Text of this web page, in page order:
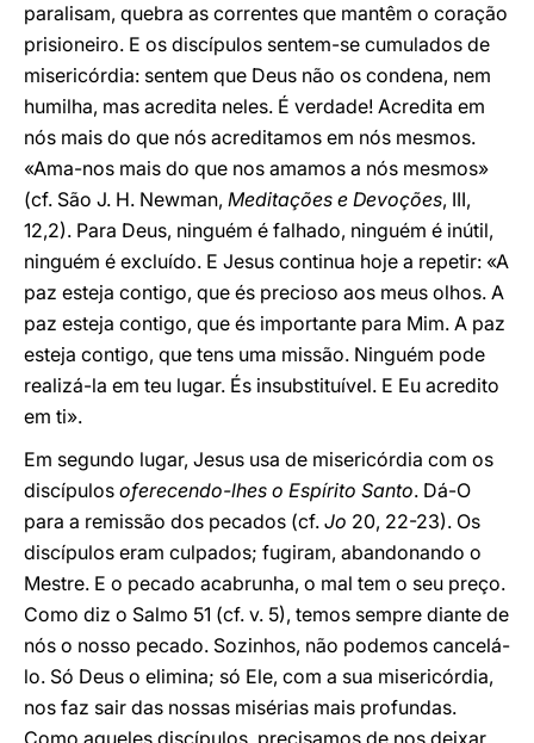
paralisam, quebra as correntes que mantêm o coração
prisioneiro. E os discípulos sentem-se cumulados de
misericórdia: sentem que Deus não os condena, nem
humilha, mas acredita neles. É verdade! Acredita em
nós mais do que nós acreditamos em nós mesmos.
«Ama-nos mais do que nos amamos a nós mesmos»
(cf. São J. H. Newman, Meditações e Devoções, III,
12,2). Para Deus, ninguém é falhado, ninguém é inútil,
ninguém é excluído. E Jesus continua hoje a repetir: «A
paz esteja contigo, que és precioso aos meus olhos. A
paz esteja contigo, que és importante para Mim. A paz
esteja contigo, que tens uma missão. Ninguém pode
realizá-la em teu lugar. És insubstituível. E Eu acredito
em ti».
Em segundo lugar, Jesus usa de misericórdia com os
discípulos oferecendo-lhes o Espírito Santo. Dá-O
para a remissão dos pecados (cf. Jo 20, 22-23). Os
discípulos eram culpados; fugiram, abandonando o
Mestre. E o pecado acabrunha, o mal tem o seu preço.
Como diz o Salmo 51 (cf. v. 5), temos sempre diante de
nós o nosso pecado. Sozinhos, não podemos cancelá-
lo. Só Deus o elimina; só Ele, com a sua misericórdia,
nos faz sair das nossas misérias mais profundas.
Como aqueles discípulos, precisamos de nos deixar